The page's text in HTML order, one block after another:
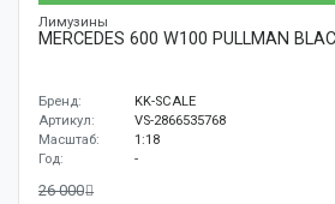
Лимузины
MERCEDES 600 W100 PULLMAN
Бренд:
KK-SCALE
Артикул:
VS-2866535768
Масштаб:
1:18
Год:
-
26 000